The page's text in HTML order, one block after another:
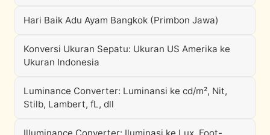
Hari Baik Adu Ayam Bangkok (Primbon Jawa)
Konversi Ukuran Sepatu: Ukuran US Amerika ke
Ukuran Indonesia
Luminance Converter: Luminansi ke cd/m², Nit,
Stilb, Lambert, fL, dll